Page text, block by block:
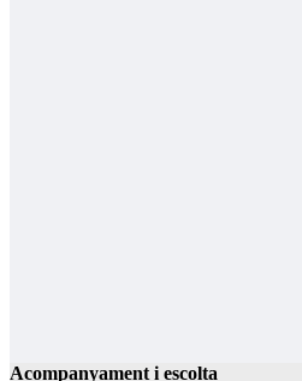
Acompanyament i escolta